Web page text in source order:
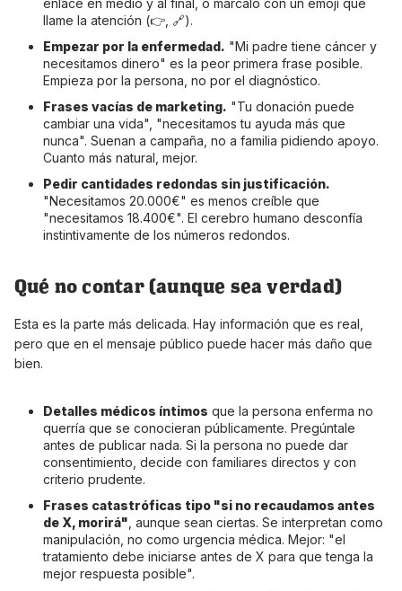
enlace en medio y al final, o márcalo con un emoji que
llame la atención (👉, 🔗).
Empezar por la enfermedad. "Mi padre tiene cáncer y
necesitamos dinero" es la peor primera frase posible.
Empieza por la persona, no por el diagnóstico.
Frases vacías de marketing. "Tu donación puede
cambiar una vida", "necesitamos tu ayuda más que
nunca". Suenan a campaña, no a familia pidiendo apoyo.
Cuanto más natural, mejor.
Pedir cantidades redondas sin justificación.
"Necesitamos 20.000€" es menos creíble que
"necesitamos 18.400€". El cerebro humano desconfía
instintivamente de los números redondos.
Qué no contar (aunque sea verdad)
Esta es la parte más delicada. Hay información que es real,
pero que en el mensaje público puede hacer más daño que
bien.
Detalles médicos íntimos que la persona enferma no
querría que se conocieran públicamente. Pregúntale
antes de publicar nada. Si la persona no puede dar
consentimiento, decide con familiares directos y con
criterio prudente.
Frases catastróficas tipo "si no recaudamos antes
de X, morirá", aunque sean ciertas. Se interpretan como
manipulación, no como urgencia médica. Mejor: "el
tratamiento debe iniciarse antes de X para que tenga la
mejor respuesta posible".